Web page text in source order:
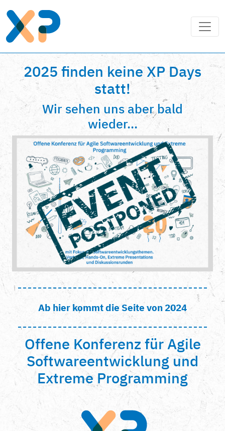
2025 finden keine XP Days
statt!
Wir sehen uns aber bald
wieder...
Ab hier kommt die Seite von 2024
Offene Konferenz für Agile
Softwareentwicklung und
Extreme Programming